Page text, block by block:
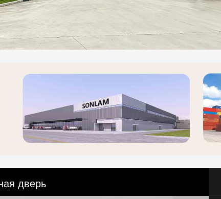
дверь